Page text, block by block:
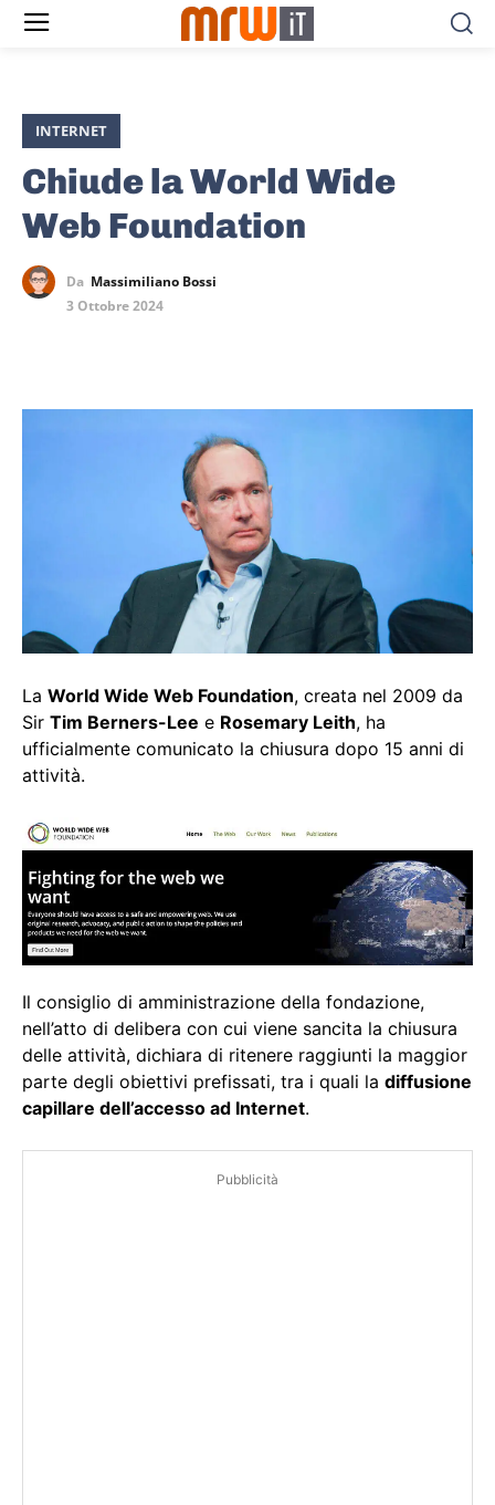
INTERNET
Chiude la World Wide
Web Foundation
Da Massimiliano Bossi
3 Ottobre 2024
La World Wide Web Foundation, creata nel 2009 da
Sir Tim Berners-Lee e Rosemary Leith, ha
ufficialmente comunicato la chiusura dopo 15 anni di
attività.
Il consiglio di amministrazione della fondazione,
nell’atto di delibera con cui viene sancita la chiusura
delle attività, dichiara di ritenere raggiunti la maggior
parte degli obiettivi prefissati, tra i quali la diffusione
capillare dell’accesso ad Internet.
Pubblicità